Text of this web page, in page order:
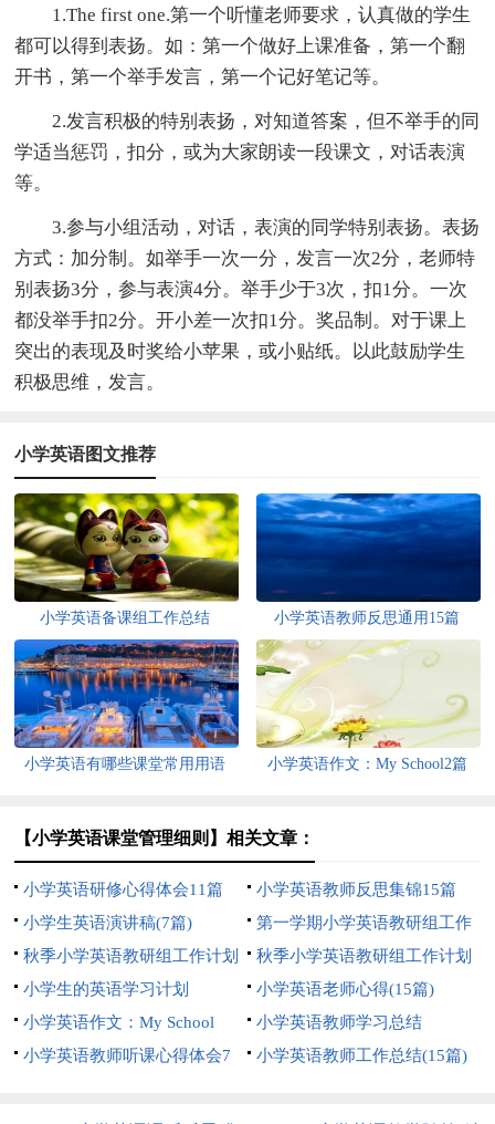
1.The first one.第一个听懂老师要求，认真做的学生
都可以得到表扬。如：第一个做好上课准备，第一个翻
开书，第一个举手发言，第一个记好笔记等。
2.发言积极的特别表扬，对知道答案，但不举手的同
学适当惩罚，扣分，或为大家朗读一段课文，对话表演
等。
3.参与小组活动，对话，表演的同学特别表扬。表扬
方式：加分制。如举手一次一分，发言一次2分，老师特
别表扬3分，参与表演4分。举手少于3次，扣1分。一次
都没举手扣2分。开小差一次扣1分。奖品制。对于课上
突出的表现及时奖给小苹果，或小贴纸。以此鼓励学生
积极思维，发言。
小学英语图文推荐
小学英语备课组工作总结 小学英语教师反思通用15篇
小学英语有哪些课堂常用用语 小学英语作文：My School2篇
【小学英语课堂管理细则】相关文章：
小学英语研修心得体会11篇
小学英语教师反思集锦15篇
小学生英语演讲稿(7篇)
第一学期小学英语教研组工作
计划
秋季小学英语教研组工作计划
8篇
秋季小学英语教研组工作计划
小学生的英语学习计划
小学英语老师心得(15篇)
小学英语作文：My School
小学英语教师学习总结
小学英语教师听课心得体会7
小学英语教师工作总结(15篇)